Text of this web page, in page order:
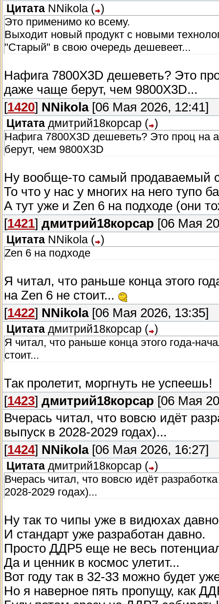
Цитата NNikola ( )
Это применимо ко всему.
Выходит новый продукт с новыми
"Старый" в свою очередь дешевеет...
Нафига 7800X3D дешеветь? Это
даже чаще берут, чем 9800X3D...
[1420] NNikola[06 Мая 2026, 12:41]
Цитата дмитрий18корсар ( )
Нафига 7800X3D дешеветь? Это проц на
берут, чем 9800X3D
Ну вообще-то самый продаваемый
То что у нас у многих на него тупо
А тут уже и Zen 6 на подходе (они
[1421] дмитрий18корсар [06 Мая
Цитата NNikola ( )
Zen 6 на подходе
Я читал, что раньше конца этого
на Zen 6 не стоит...
[1422] NNikola[06 Мая 2026, 13:35]
Цитата дмитрий18корсар ( )
Я читал, что раньше конца этого года-
стоит...
Так пролетит, моргнуть не успеешь!
[1423] дмитрий18корсар [06 Мая
Вчерась читал, что вовсю идёт
выпуск в 2028-2029 годах)...
[1424] NNikola[06 Мая 2026, 16:27]
Цитата дмитрий18корсар ( )
Вчерась читал, что вовсю идёт
2028-2029 годах)...
Ну так то чипы уже в видюхах давно
И стандарт уже разработан давно.
Просто ДДР5 еще не весь
Да и ценник в космос улетит...
Вот году так в 32-33 можно будет
Но я наверное пять пропущу, как